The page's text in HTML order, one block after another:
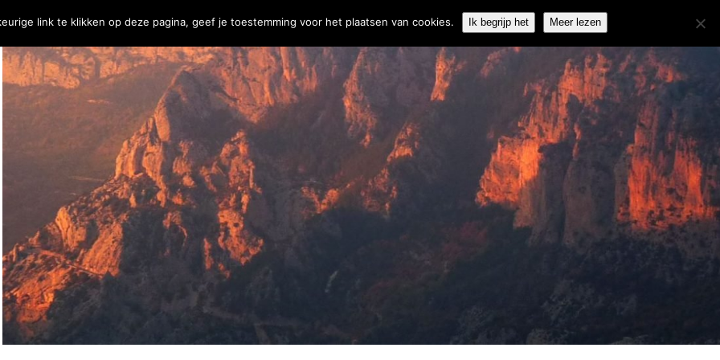
06-51850274 info@weisfelt.nl
Contact € 0,00 0 Items
link te klikken op deze pagina, geef je toestemming voor het plaatsen van cookies. Ik begrijp het Meer lezen